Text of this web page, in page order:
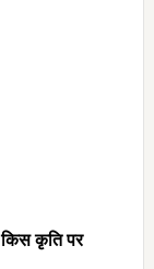
किस कृति पर